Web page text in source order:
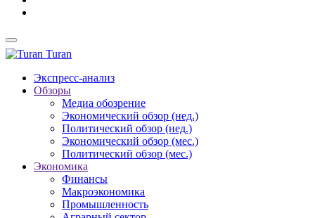
Turan
Экспресс-анализ
Обзоры
Медиа обозрение
Экономический обзор (нед.)
Политический обзор (нед.)
Экономический обзор (мес.)
Политический обзор (мес.)
Экономика
Финансы
Макроэкономика
Промышленность